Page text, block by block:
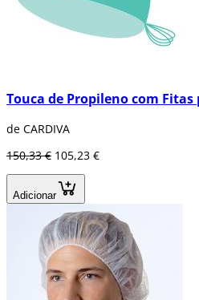
Touca de Propileno com Fitas
de CARDIVA
150,33 € 105,23 €
Adicionar